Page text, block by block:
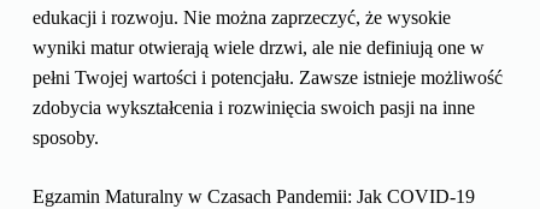
edukacji i rozwoju. Nie można zaprzeczyć, że wysokie
wyniki matur otwierają wiele drzwi, ale nie definiują one w
pełni Twojej wartości i potencjału. Zawsze istnieje możliwość
zdobycia wykształcenia i rozwinięcia swoich pasji na inne
sposoby.
Egzamin Maturalny w Czasach Pandemii: Jak COVID-19